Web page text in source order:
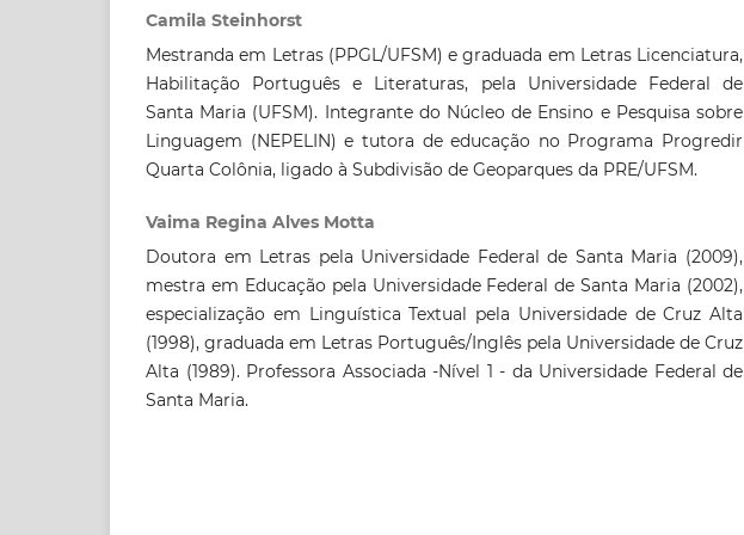
Camila Steinhorst
Mestranda em Letras (PPGL/UFSM) e graduada em Letras Licenciatura,
Habilitação Português e Literaturas, pela Universidade Federal de
Santa Maria (UFSM). Integrante do Núcleo de Ensino e Pesquisa sobre
Linguagem (NEPELIN) e tutora de educação no Programa Progredir
Quarta Colônia, ligado à Subdivisão de Geoparques da PRE/UFSM.
Vaima Regina Alves Motta
Doutora em Letras pela Universidade Federal de Santa Maria (2009),
mestra em Educação pela Universidade Federal de Santa Maria (2002),
especialização em Linguística Textual pela Universidade de Cruz Alta
(1998), graduada em Letras Português/Inglês pela Universidade de Cruz
Alta (1989). Professora Associada -Nível 1 - da Universidade Federal de
Santa Maria.